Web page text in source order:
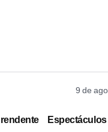
9 de
Espectáculos